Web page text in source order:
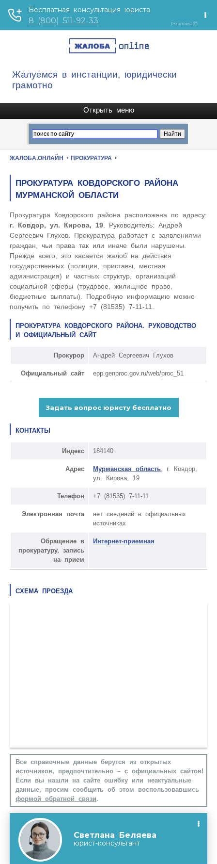
Жалуемся в инстанции, юридически
грамотно
ЖАЛОБА.ОНЛАЙН ПРОКУРАТУРА
ПРОКУРАТУРА КОВДОРСКОГО РАЙОНА
МУРМАНСКОЙ ОБЛАСТИ
Прокуратура Ковдорского района расположена по адресу:
г. Ковдор, ул. Кирова, 19 . Руководитель: Андрей
Сергеевич Глухов. Прокуратура работает с заявлениями
граждан, чьи права так или иначе были нарушены.
Прежде всего, это касается жалоб на действия
государственных (полиция, приставы, местная
администрация) и частных структур, организаций
социальной сферы (трудовое, жилищное право,
бюджетные выплаты). Подробную информацию можно
получить по телефону +7 (81535) 7-11-11.
ПРОКУРАТУРА КОВДОРСКОГО РАЙОНА. РУКОВОДСТВО
И ОФИЦИАЛЬНЫЙ САЙТ
Прокурор Андрей Сергеевич Глухов
Официальный сайт epp.genproc.gov.ru/web/proc_51
КОНТАКТЫ
Индекс 184140
Адрес Мурманская область , г. Ковдор,
ул. Кирова, 19
Телефон +7 (81535) 7-11-11
Электронная почта
нет сведений в официальных
источниках
Обращение в
прокуратуру, запись
на прием
Интернет-приемная
СХЕМА ПРОЕЗДА
Все справочные данные берутся из открытых
источников, предпочтительно – с официальных сайтов!
Если вы нашли на сайте ошибку или неактуальные
данные, просим сообщить об этом воспользовавшись
формой обратной связи.